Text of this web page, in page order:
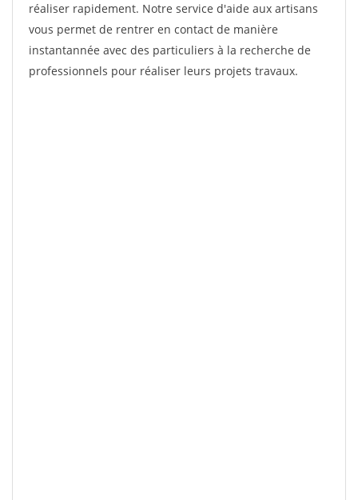
réaliser rapidement. Notre service d'aide aux artisans
vous permet de rentrer en contact de manière
instantannée avec des particuliers à la recherche de
professionnels pour réaliser leurs projets travaux.